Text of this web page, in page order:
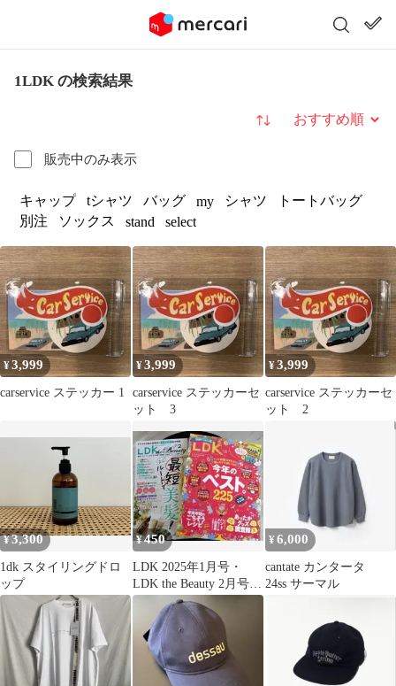
1LDK の検索結果
販売中のみ表示
並び替え
キャップ tシャツ バッグ my シャツ
トートバッグ
別注
ソックス stand select
¥3,999
carservice ステッカー 1
¥3,999
carservice ステッカーセ
ット 3
¥3,999
carservice ステッカーセ
ット 2
¥3,300
1dk スタイリングドロ
ップ
¥450
LDK 2025年1月号・
LDK the Beauty 2月号 2
冊セット
¥6,000
cantate カンタータ
24ss サーマル